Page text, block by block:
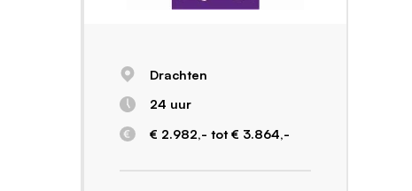
Drachten
24 uur
€ 2.982,- tot € 3.864,-